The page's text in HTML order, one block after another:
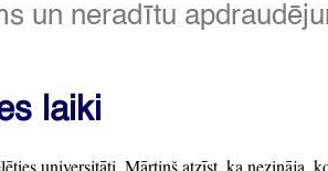
un neradītu
laiki
universitāti, Mārtiņš atzīst, ka nezināja,